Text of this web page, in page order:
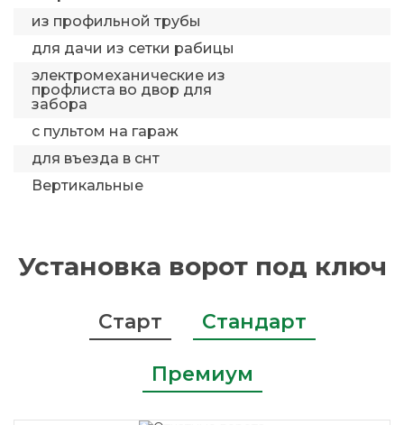
из профильной трубы
для дачи из сетки рабицы
электромеханические из
профлиста во двор для
забора
с пультом на гараж
для въезда в снт
Вертикальные
Установка ворот под ключ
Старт Стандарт
Премиум